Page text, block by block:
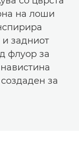
на лоши
задниот
флуор за
за